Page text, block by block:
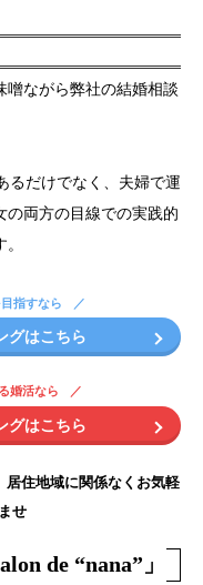
噌ながら弊社の結婚相談
るだけでなく、夫婦で運
の両方の目線での実践的
指すなら
グはこちら
婚活なら
グはこちら
住地域に関係なくお気軽
せ
de “nana”」